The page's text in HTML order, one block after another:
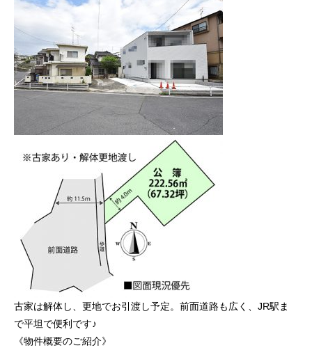
古家は解体し、更地でお引渡し予定。前面道路も広く、JR駅ま
で平坦で便利です♪
《物件概要のご紹介》